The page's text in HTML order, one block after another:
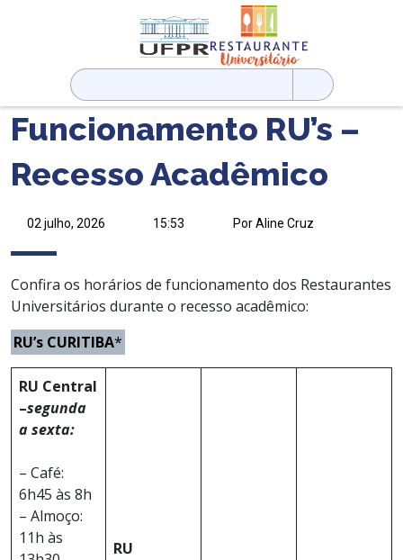
Pesquisar
por:
Funcionamento RU’s –
Recesso Acadêmico
02 julho, 2026 15:53 Por Aline Cruz
Confira os horários de funcionamento dos Restaurantes
Universitários durante o recesso acadêmico:
RU’s CURITIBA*
RU Central
–segunda
a sexta:
– Café:
6h45 às 8h
– Almoço:
11h às
RU